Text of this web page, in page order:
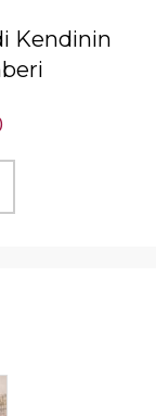
Kendinin